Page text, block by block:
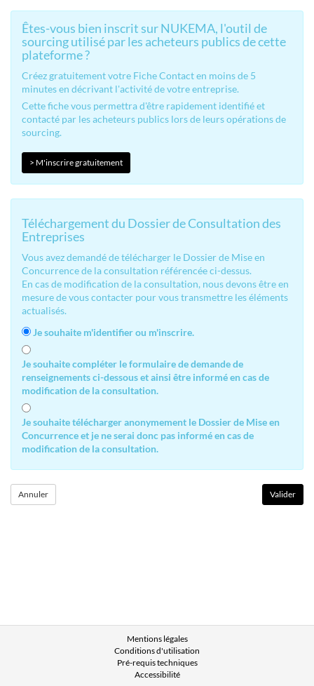
Êtes-vous bien inscrit sur NUKEMA, l'outil de
sourcing utilisé par les acheteurs publics de cette
plateforme ?
Créez gratuitement votre Fiche Contact en moins de 5
minutes en décrivant l'activité de votre entreprise.
Cette fiche vous permettra d'être rapidement identifié et
contacté par les acheteurs publics lors de leurs opérations de
sourcing.
> M'inscrire gratuitement
Téléchargement du Dossier de Consultation des
Entreprises
Vous avez demandé de télécharger le Dossier de Mise en
Concurrence de la consultation référencée ci-dessus.
En cas de modification de la consultation, nous devons être en
mesure de vous contacter pour vous transmettre les éléments
actualisés.
Je souhaite m'identifier ou m'inscrire.
Je souhaite compléter le formulaire de demande de
renseignements ci-dessous et ainsi être informé en cas de
modification de la consultation.
Je souhaite télécharger anonymement le Dossier de Mise en
Concurrence et je ne serai donc pas informé en cas de
modification de la consultation.
Mentions légales
Conditions d'utilisation
Pré-requis techniques
Accessibilité